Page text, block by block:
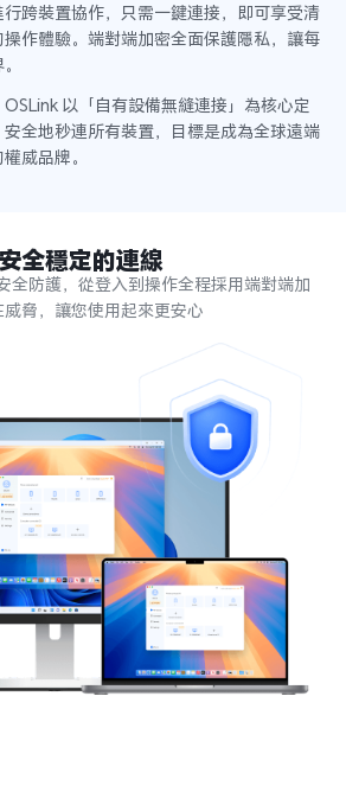
跨裝置協作，只需一鍵連接，即可享受清
作體驗。端對端加密全面保護隱私，讓每
以「自有設備無縫連接」為核心定
全地秒連所有裝置，目標是成為全球遠端
威品牌。
安全穩定的連線
全防護，從登入到操作全程採用端對端加
脅，讓您使用起來更安心